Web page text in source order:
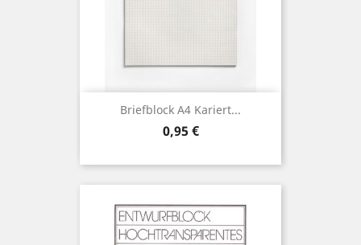
Briefblock A4 Kariert...
Preis
0,95 €